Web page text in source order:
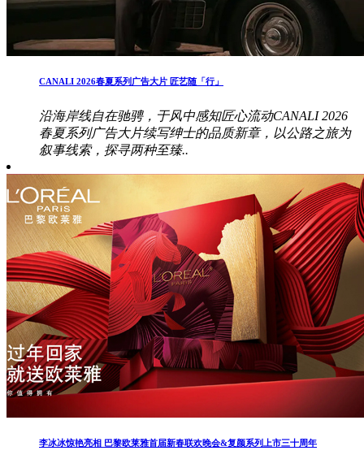
CANALI 2026春夏系列广告大片 匠艺随「行」
沿海岸线自在驰骋，于风中感知匠心流动CANALI 2026
春夏系列广告大片续写绅士的品质新章，以公路之旅为
叙事线索，探寻两种至臻..
李冰冰惊艳亮相 巴黎欧莱雅首届新春联欢晚会&复颜系列上市三十周年